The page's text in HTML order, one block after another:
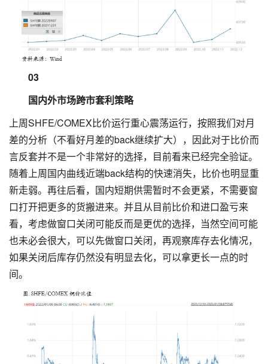
03
国内外市场跨市套利策略
上周SHFE/COMEX比价运行重心震荡运行，按照我们对月
差的分析（不看好月差的back继续扩大），因此对于比价而
言反套并不是一个非常好的选择，目前看来已经完全验证。
随着上周国内曲线近端back结构的快速消失，比价也明显重
新走弱。再往后看，国内短期供需暂时不会更紧，不需要窗
口打开把更多的货搬进来。并且从目前比价和进口盈亏来
看，考虑做窗口关闭可能反而是更优的选择，当然空间可能
也未必会很大，可以先做窗口关闭，再观察库存去化情况，
如果关闭后库存仍然没有明显去化，可以拿更长一点的时
间。